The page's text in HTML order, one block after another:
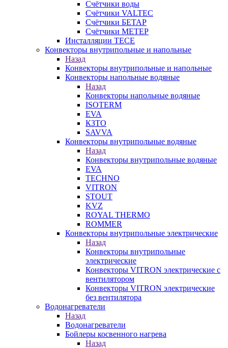
Счётчики воды
Счётчики VALTEC
Счётчики БЕТАР
Счётчики МЕТЕР
Инсталляции TECE
Конвекторы внутрипольные и напольные
Назад
Конвекторы внутрипольные и напольные
Конвекторы напольные водяные
Назад
Конвекторы напольные водяные
ISOTERM
EVA
КЗТО
SAVVA
Конвекторы внутрипольные водяные
Назад
Конвекторы внутрипольные водяные
EVA
TECHNO
VITRON
STOUT
KVZ
ROYAL THERMO
ROMMER
Конвекторы внутрипольные электрические
Назад
Конвекторы внутрипольные
электрические
Конвекторы VITRON электрические с
вентилятором
Конвекторы VITRON электрические
без вентилятора
Водонагреватели
Назад
Водонагреватели
Бойлеры косвенного нагрева
Назад